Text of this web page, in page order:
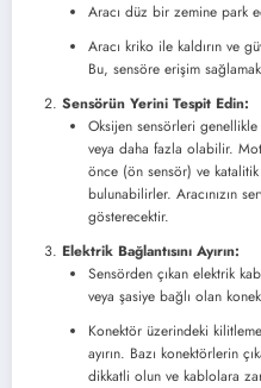
Aracı düz bir zemine park
Aracı kriko ile kaldırın ve
Bu, sensöre erişim
Sensörün Yerini Tespit Edin:
Oksijen sensörleri
veya daha fazla olabilir.
önce (ön sensör) ve
bulunabilirler. Aracınızın
gösterecektir.
Elektrik Bağlantısını Ayırın:
Sensörden çıkan elektrik
veya şasiye bağlı olan
Konektör üzerindeki
ayırın. Bazı konektörlerin
dikkatli olun ve kablolara